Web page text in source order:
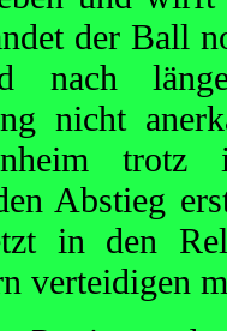
der Ball
nach
nicht
trotz
Abstieg
in den
verteidigen